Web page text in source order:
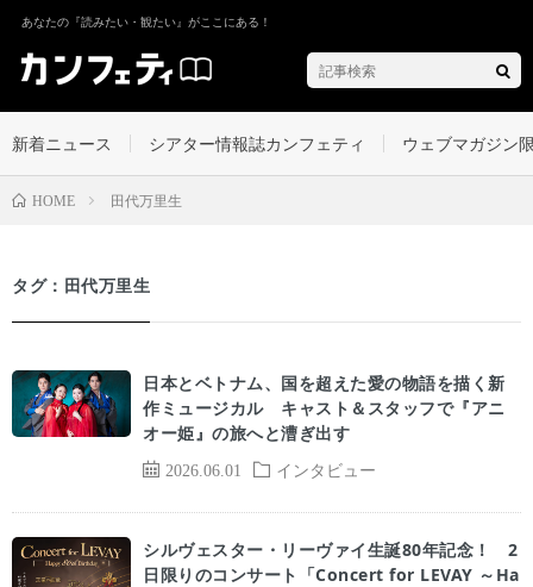
あなたの『読みたい・観たい』がここにある！
新着ニュース シアター情報誌カンフェティ ウェブマガジン
HOME 田代万里生
タグ：田代万里生
2026.06.01 インタビュー
日本とベトナム、国を超えた愛の物語を描く新
作ミュージカル キャスト＆スタッフで『アニ
オー姫』の旅へと漕ぎ出す
シルヴェスター・リーヴァイ生誕80年記念！ 2
日限りのコンサート「Concert for LEVAY ～Ha